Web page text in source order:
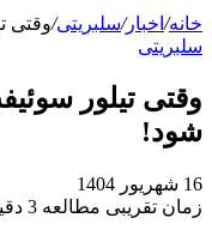
خانه/ اخبار/سلبریتی/وقتی
سلبریتی
وقتی تیلور
شود!
16 شهریور 1404
زمان تقریبی مطالعه 3 دقیقه